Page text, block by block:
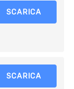
SCARICA
SCARICA